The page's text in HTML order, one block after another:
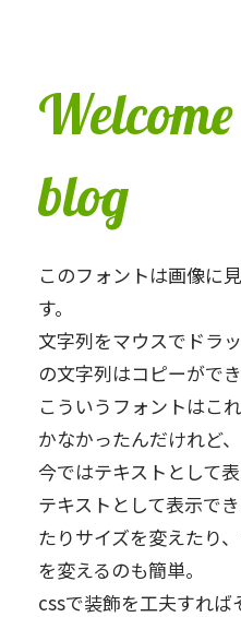
blog
このフォントは画像に
す。
文字列をマウスでドラ
の文字列はコピーができ
こういうフォントはこ
かなかったんだけれど、
今ではテキストとして
テキストとして表示で
たりサイズを変えたり
を変えるのも簡単。
cssで装飾を工夫すれば